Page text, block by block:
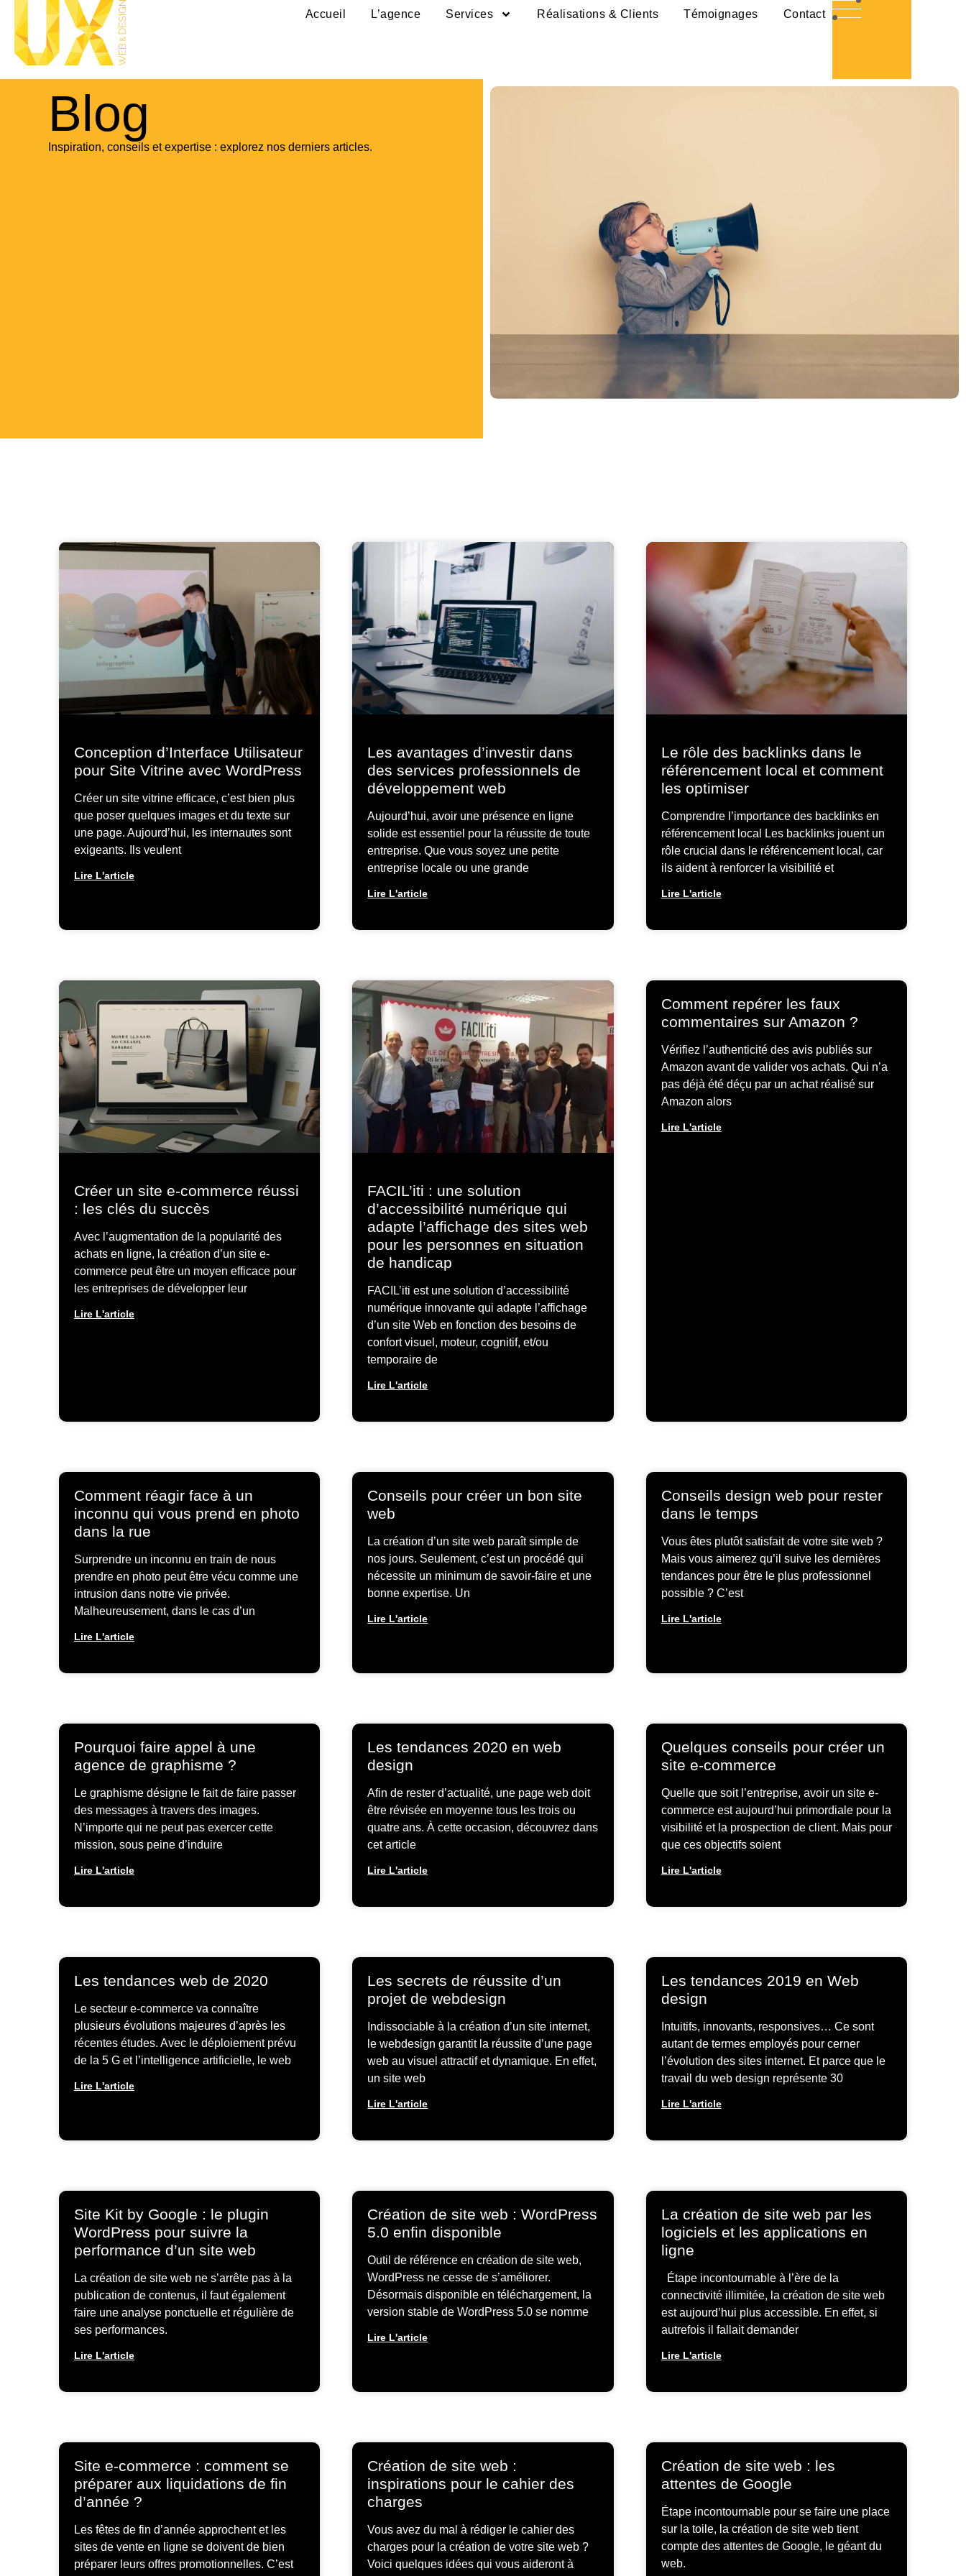
Accueil L’agence Services Réalisations & Clients Témoignages Contact
Blog
Inspiration, conseils et expertise : explorez nos derniers articles.
Conception d’Interface Utilisateur
pour Site Vitrine avec WordPress
Créer un site vitrine efficace, c’est bien plus
que poser quelques images et du texte sur
une page. Aujourd’hui, les internautes sont
exigeants. Ils veulent
Lire L'article
Les avantages d’investir dans
des services professionnels de
développement web
Aujourd’hui, avoir une présence en ligne
solide est essentiel pour la réussite de toute
entreprise. Que vous soyez une petite
entreprise locale ou une grande
Lire L'article
Le rôle des backlinks dans le
référencement local et comment
les optimiser
Comprendre l’importance des backlinks en
référencement local Les backlinks jouent un
rôle crucial dans le référencement local, car
ils aident à renforcer la visibilité et
Lire L'article
Créer un site e-commerce réussi
: les clés du succès
Avec l’augmentation de la popularité des
achats en ligne, la création d’un site e-
commerce peut être un moyen efficace pour
les entreprises de développer leur
Lire L'article
FACIL’iti : une solution
d’accessibilité numérique qui
adapte l’affichage des sites web
pour les personnes en situation
de handicap
FACIL’iti est une solution d’accessibilité
numérique innovante qui adapte l’affichage
d’un site Web en fonction des besoins de
confort visuel, moteur, cognitif, et/ou
temporaire de
Lire L'article
Comment repérer les faux
commentaires sur Amazon ?
Vérifiez l’authenticité des avis publiés sur
Amazon avant de valider vos achats. Qui n’a
pas déjà été déçu par un achat réalisé sur
Amazon alors
Lire L'article
Comment réagir face à un
inconnu qui vous prend en photo
dans la rue
Surprendre un inconnu en train de nous
prendre en photo peut être vécu comme une
intrusion dans notre vie privée.
Malheureusement, dans le cas d’un
Lire L'article
Conseils pour créer un bon site
web
La création d’un site web paraît simple de
nos jours. Seulement, c’est un procédé qui
nécessite un minimum de savoir-faire et une
bonne expertise. Un
Lire L'article
Conseils design web pour rester
dans le temps
Vous êtes plutôt satisfait de votre site web ?
Mais vous aimerez qu’il suive les dernières
tendances pour être le plus professionnel
possible ? C’est
Lire L'article
Pourquoi faire appel à une
agence de graphisme ?
Le graphisme désigne le fait de faire passer
des messages à travers des images.
N’importe qui ne peut pas exercer cette
mission, sous peine d’induire
Lire L'article
Les tendances 2020 en web
design
Afin de rester d’actualité, une page web doit
être révisée en moyenne tous les trois ou
quatre ans. À cette occasion, découvrez dans
cet article
Lire L'article
Quelques conseils pour créer un
site e-commerce
Quelle que soit l’entreprise, avoir un site e-
commerce est aujourd’hui primordiale pour la
visibilité et la prospection de client. Mais pour
que ces objectifs soient
Lire L'article
Les tendances web de 2020
Le secteur e-commerce va connaître
plusieurs évolutions majeures d’après les
récentes études. Avec le déploiement prévu
de la 5 G et l’intelligence artificielle, le web
Lire L'article
Les secrets de réussite d’un
projet de webdesign
Indissociable à la création d’un site internet,
le webdesign garantit la réussite d’une page
web au visuel attractif et dynamique. En effet,
un site web
Lire L'article
Les tendances 2019 en Web
design
Intuitifs, innovants, responsives… Ce sont
autant de termes employés pour cerner
l’évolution des sites internet. Et parce que le
travail du web design représente 30
Lire L'article
Site Kit by Google : le plugin
WordPress pour suivre la
performance d’un site web
La création de site web ne s’arrête pas à la
publication de contenus, il faut également
faire une analyse ponctuelle et régulière de
ses performances.
Lire L'article
Création de site web : WordPress
5.0 enfin disponible
Outil de référence en création de site web,
WordPress ne cesse de s’améliorer.
Désormais disponible en téléchargement, la
version stable de WordPress 5.0 se nomme
Lire L'article
La création de site web par les
logiciels et les applications en
ligne
Étape incontournable à l’ère de la
connectivité illimitée, la création de site web
est aujourd’hui plus accessible. En effet, si
autrefois il fallait demander
Lire L'article
Site e-commerce : comment se
préparer aux liquidations de fin
d’année ?
Les fêtes de fin d’année approchent et les
sites de vente en ligne se doivent de bien
préparer leurs offres promotionnelles. C’est
Création de site web :
inspirations pour le cahier des
charges
Vous avez du mal à rédiger le cahier des
charges pour la création de votre site web ?
Voici quelques idées qui vous aideront à
Création de site web : les
attentes de Google
Étape incontournable pour se faire une place
sur la toile, la création de site web tient
compte des attentes de Google, le géant du
web.